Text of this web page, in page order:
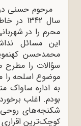
مرحوم حسنی
سال
محرم را در
این مسائل
محمدحسن
سؤالات را
موضوع اسلحه را
بودم. اغلب
شکنجه‌هاى روحى
کوچک‌ترین